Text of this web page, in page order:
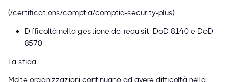
(/certifications/comptia/comptia-security-plus)
Difficoltà nella gestione dei requisiti DoD 8140 e DoD
8570
La sfida
Molte organizzazioni continuano ad avere difficoltà nella